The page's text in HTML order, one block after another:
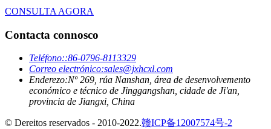
CONSULTA AGORA
Contacta connosco
Teléfono::86-0796-8113329
Correo electrónico:sales@jxhcxl.com
Enderezo:Nº 269, rúa Nanshan, área de desenvolvemento
económico e técnico de Jinggangshan, cidade de Ji'an,
provincia de Jiangxi, China
© Dereitos reservados - 2010-2022.赣ICP备12007574号-2